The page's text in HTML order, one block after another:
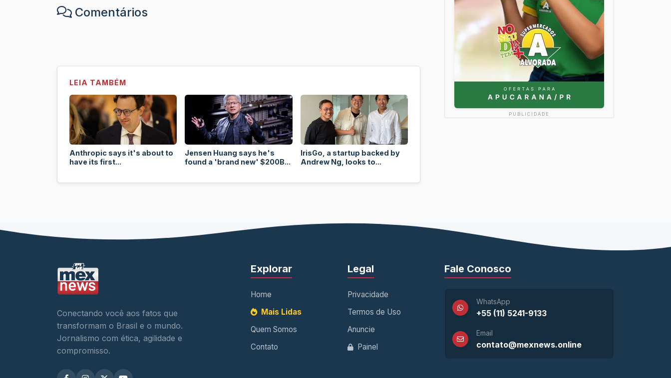
Comentários
LEIA TAMBÉM
Anthropic says it's about to
have its first...
Jensen Huang says he's
found a 'brand new' $200B...
IrisGo, a startup backed by
Andrew Ng, looks to...
PUBLICIDADE
Conectando você aos fatos que
transformam o Brasil e o mundo.
Jornalismo com ética, agilidade e
compromisso.
Explorar
Home
Mais Lidas
Quem Somos
Contato
Legal
Privacidade
Termos de Uso
Anuncie
Painel
Fale Conosco
WhatsApp
+55 (11) 5241-9133
Email
contato@mexnews.online